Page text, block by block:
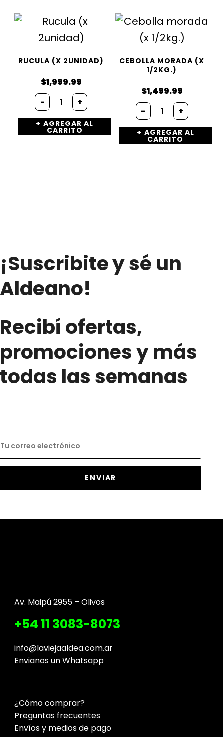
RUCULA (X 2UNIDAD)
$1,999.99
- Rucula
(x
2unidad)
cantidad
+
AGREGAR AL
CARRITO
CEBOLLA MORADA (X
1/2KG.)
$1,499.99
- Cebolla
morada
(x
1/2kg.)
cantidad
+
AGREGAR AL
CARRITO
¡Suscribite y sé un
Aldeano!
Recibí ofertas,
promociones y más
todas las semanas
Av. Maipú 2955 – Olivos
+54 11 3083-8073
info@laviejaaldea.com.ar
Envianos un Whatsapp
¿Cómo comprar?
Preguntas frecuentes
Envíos y medios de pago